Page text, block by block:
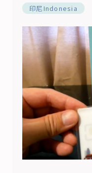
印尼Indonesia